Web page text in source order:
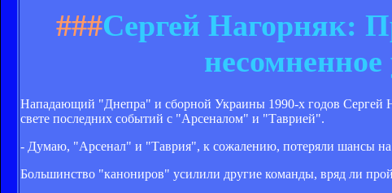
###Сергей Нагорняк:
Нападающий "Днепра" и сборной Украины 1990-х годов Сергей
свете последних событий с "Арсеналом" и "Таврией".
- Думаю, "Арсенал" и "Таврия", к сожалению, потеряли шансы на
Большинство "канониров" усилили другие команды, вряд ли